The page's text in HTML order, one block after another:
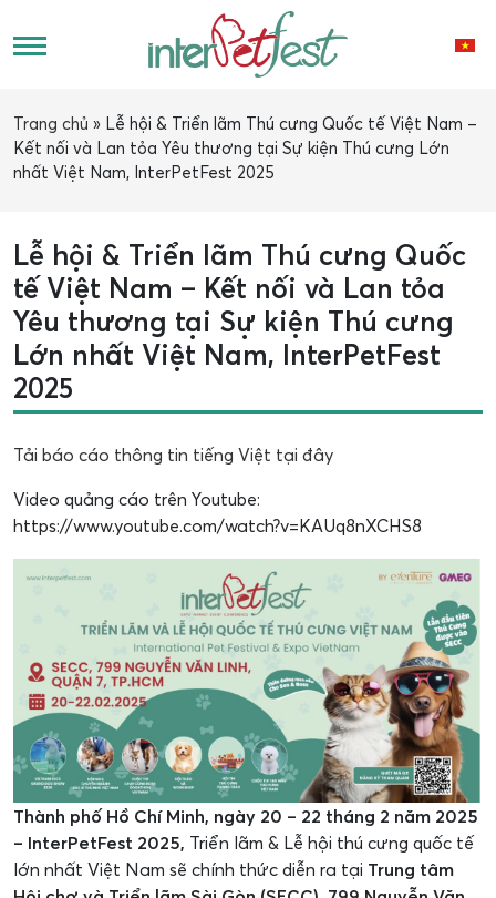
Trang chủ » Lễ hội & Triển lãm Thú cưng Quốc tế Việt Nam –
Kết nối và Lan tỏa Yêu thương tại Sự kiện Thú cưng Lớn
nhất Việt Nam, InterPetFest 2025
Lễ hội & Triển lãm Thú cưng Quốc
tế Việt Nam – Kết nối và Lan tỏa
Yêu thương tại Sự kiện Thú cưng
Lớn nhất Việt Nam, InterPetFest
2025
Tải báo cáo thông tin tiếng Việt tại đây
Video quảng cáo trên Youtube:
https://www.youtube.com/watch?v=KAUq8nXCHS8
Thành phố Hồ Chí Minh, ngày 20 – 22 tháng 2 năm 2025
– InterPetFest 2025, Triển lãm & Lễ hội thú cưng quốc tế
lớn nhất Việt Nam sẽ chính thức diễn ra tại Trung tâm